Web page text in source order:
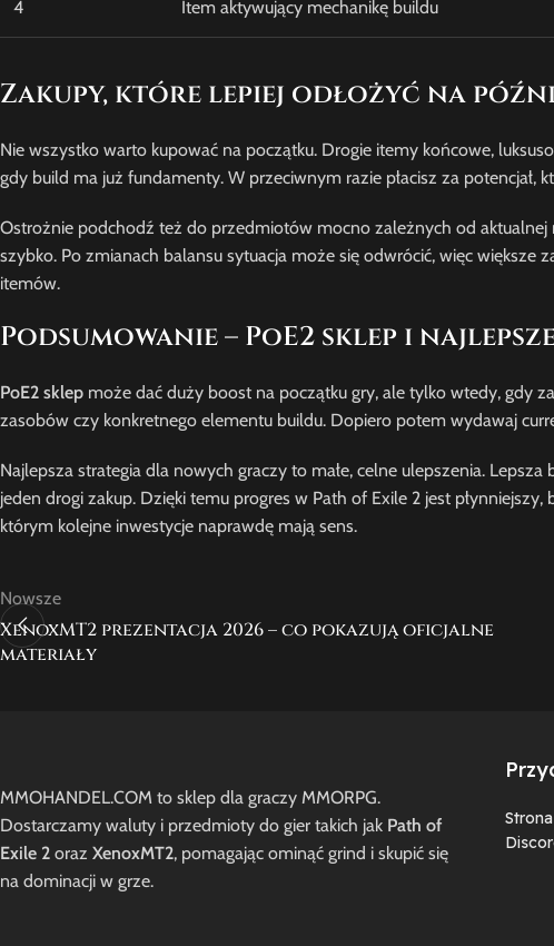
4 Item aktywujący mechanikę buildu
Zakupy, które lepiej odłożyć na
Nie wszystko warto kupować na początku. Drogie itemy końcowe,
gdy build ma już fundamenty. W przeciwnym razie płacisz za potencjał,
Ostrożnie podchodź też do przedmiotów mocno zależnych od aktualnej
szybko. Po zmianach balansu sytuacja może się odwrócić, więc
itemów.
Podsumowanie – PoE2 sklep i
PoE2 sklep może dać duży boost na początku gry, ale tylko wtedy, gdy
zasobów czy konkretnego elementu buildu. Dopiero potem wydawaj
Najlepsza strategia dla nowych graczy to małe, celne ulepszenia.
jeden drogi zakup. Dzięki temu progres w Path of Exile 2 jest
którym kolejne inwestycje naprawdę mają sens.
Nowsze
XenoxMT2 prezentacja 2026 – co pokazują oficjalne
materiały
MMOHANDEL.COM to sklep dla graczy MMORPG.
Dostarczamy waluty i przedmioty do gier takich jak Path of
Exile 2 oraz XenoxMT2, pomagając ominąć grind i skupić się
na dominacji w grze.